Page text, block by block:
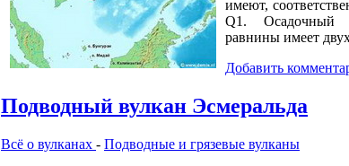
имеют,
Q1. Осадочный
равнины имеет
Добавить
Подводный вулкан Эсмеральда
Всё о вулканах - Подводные и грязевые вулканы